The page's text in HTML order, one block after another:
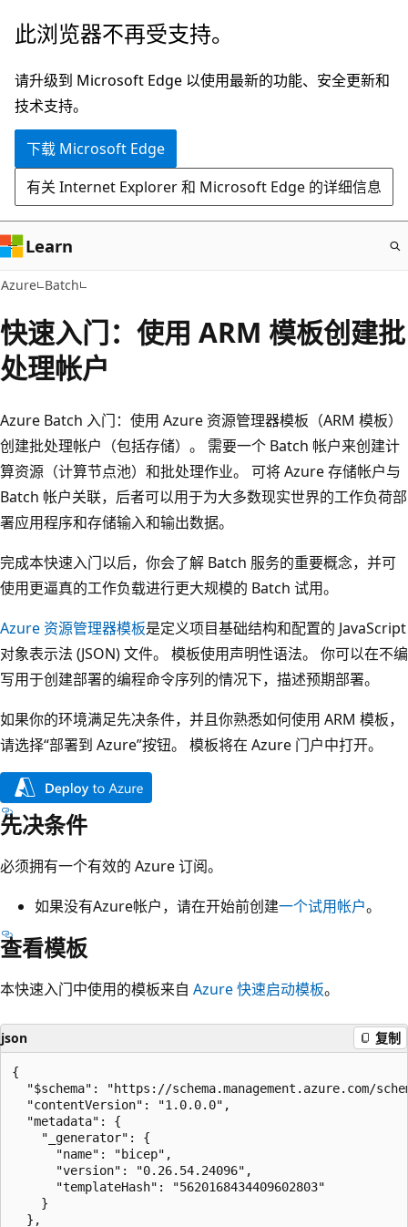
跳
主
要
内
此浏览器不再受支持。
请升级到 Microsoft Edge 以使用最新的功能、安全更新和
技术支持。
下载 Microsoft Edge
有关 Internet Explorer 和 Microsoft Edge 的详细信息
Learn
Azure Batch
快速入门：使用 ARM 模板创建批
处理帐户
Azure Batch 入门：使用 Azure 资源管理器模板（ARM 模板）
创建批处理帐户（包括存储）。 需要一个 Batch 帐户来创建计
算资源（计算节点池）和批处理作业。 可将 Azure 存储帐户与
Batch 帐户关联，后者可以用于为大多数现实世界的工作负荷部
署应用程序和存储输入和输出数据。
完成本快速入门以后，你会了解 Batch 服务的重要概念，并可
使用更逼真的工作负载进行更大规模的 Batch 试用。
Azure 资源管理器模板是定义项目基础结构和配置的 JavaScript
对象表示法 (JSON) 文件。 模板使用声明性语法。 你可以在不编
写用于创建部署的编程命令序列的情况下，描述预期部署。
如果你的环境满足先决条件，并且你熟悉如何使用 ARM 模板，
请选择“部署到 Azure”按钮。
模板将在 Azure 门户中打开。
先决条件
必须拥有一个有效的 Azure 订阅。
如果没有Azure帐户，请在开始前创建一个试用帐户。
查看模板
本快速入门中使用的模板来自 Azure 快速启动模板。
json 复制
{
"$schema": "https://schema.management.azure.com/
  "contentVersion": "1.0.0.0",
  "metadata": {
    "_generator": {
      "name": "bicep",
      "version": "0.26.54.24096",
      "templateHash": "5620168434409602803"
    }
  },